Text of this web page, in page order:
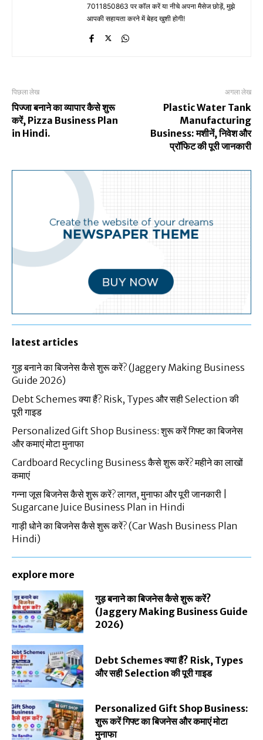
7011850863 पर कॉल करें या नीचे अपना मैसेज छोड़ें, मुझे
आपकी सहायता करने में बेहद खुशी होगी!
पिछला लेख
पिज्जा बनाने का व्यापार कैसे शुरू
करें, Pizza Business Plan
in Hindi.
अगला लेख
Plastic Water Tank
Manufacturing
Business: मशीनें, निवेश और
प्रॉफिट की पूरी जानकारी
latest articles
गुड़ बनाने का बिजनेस कैसे शुरू करें? (Jaggery Making Business
Guide 2026)
Debt Schemes क्या हैं? Risk, Types और सही Selection की
पूरी गाइड
Personalized Gift Shop Business: शुरू करें गिफ्ट का बिजनेस
और कमाएं मोटा मुनाफा
Cardboard Recycling Business कैसे शुरू करें? महीने का लाखों
कमाएं
गन्ना जूस बिजनेस कैसे शुरू करें? लागत, मुनाफा और पूरी जानकारी |
Sugarcane Juice Business Plan in Hindi
गाड़ी धोने का बिजनेस कैसे शुरू करें? (Car Wash Business Plan
Hindi)
explore more
गुड़ बनाने का बिजनेस कैसे शुरू करें?
(Jaggery Making Business Guide
2026)
Debt Schemes क्या हैं? Risk, Types
और सही Selection की पूरी गाइड
Personalized Gift Shop Business:
शुरू करें गिफ्ट का बिजनेस और कमाएं मोटा
मुनाफा